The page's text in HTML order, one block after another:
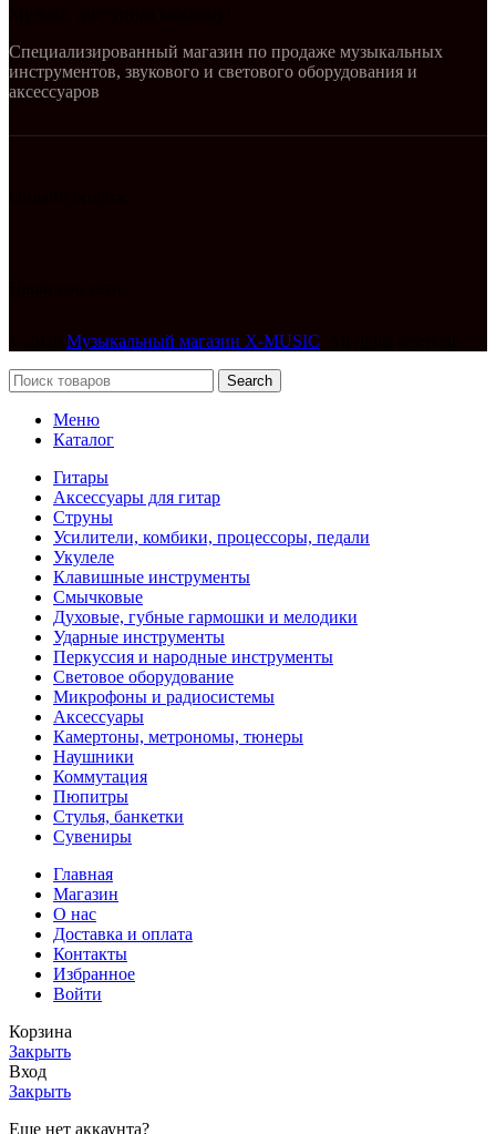
Специализированный магазин по продаже музыкальных
инструментов, звукового и светового оборудования и
аксессуаров
Музыкальный магазин X-MUSIC
Search
Меню
Каталог
Гитары
Аксессуары для гитар
Струны
Усилители, комбики, процессоры, педали
Укулеле
Клавишные инструменты
Смычковые
Духовые, губные гармошки и мелодики
Ударные инструменты
Перкуссия и народные инструменты
Световое оборудование
Микрофоны и радиосистемы
Аксессуары
Камертоны, метрономы, тюнеры
Наушники
Коммутация
Пюпитры
Стулья, банкетки
Сувениры
Главная
Магазин
О нас
Доставка и оплата
Контакты
Избранное
Войти
Корзина
Закрыть
Вход
Закрыть
Еще нет аккаунта?